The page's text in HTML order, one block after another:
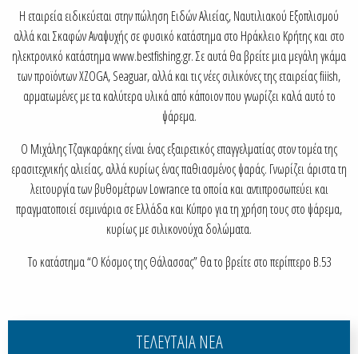
Η εταιρεία ειδικεύεται στην πώληση Ειδών Αλιείας, Ναυτιλιακού Εξοπλισμού
αλλά και Σκαφών Αναψυχής σε φυσικό κατάστημα στο Ηράκλειο Κρήτης και στο
ηλεκτρονικό κατάστημα www.bestfishing.gr. Σε αυτά θα βρείτε μια μεγάλη γκάμα
των προϊόντων XZOGA, Seaguar, αλλά και τις νέες σιλικόνες της εταιρείας fiiish,
αρματωμένες με τα καλύτερα υλικά από κάποιον που γνωρίζει καλά αυτό το
ψάρεμα.
Ο Μιχάλης Τζαγκαράκης είναι ένας εξαιρετικός επαγγελματίας στον τομέα της
ερασιτεχνικής αλιείας, αλλά κυρίως ένας παθιασμένος ψαράς. Γνωρίζει άριστα τη
λειτουργία των βυθομέτρων Lowrance τα οποία και αντιπροσωπεύει και
πραγματοποιεί σεμινάρια σε Ελλάδα και Κύπρο για τη χρήση τους στο ψάρεμα,
κυρίως με σιλικονούχα δολώματα.
Το κατάστημα “Ο Κόσμος της Θάλασσας” θα το βρείτε στο περίπτερο B.53
ΤΕΛΕΥΤΑΙΑ ΝΕΑ